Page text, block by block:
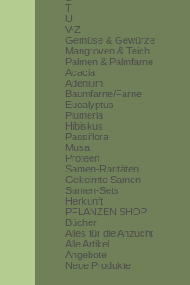
T
U
V-Z
Gemüse & Gewürze
Mangroven & Teich
Palmen & Palmfarne
Acacia
Adenium
Baumfarne/Farne
Eucalyptus
Plumeria
Hibiskus
Passiflora
Musa
Proteen
Samen-Raritäten
Gekeimte Samen
Samen-Sets
Herkunft
PFLANZEN SHOP
Bücher
Alles für die Anzucht
Alle Artikel
Angebote
Neue Produkte